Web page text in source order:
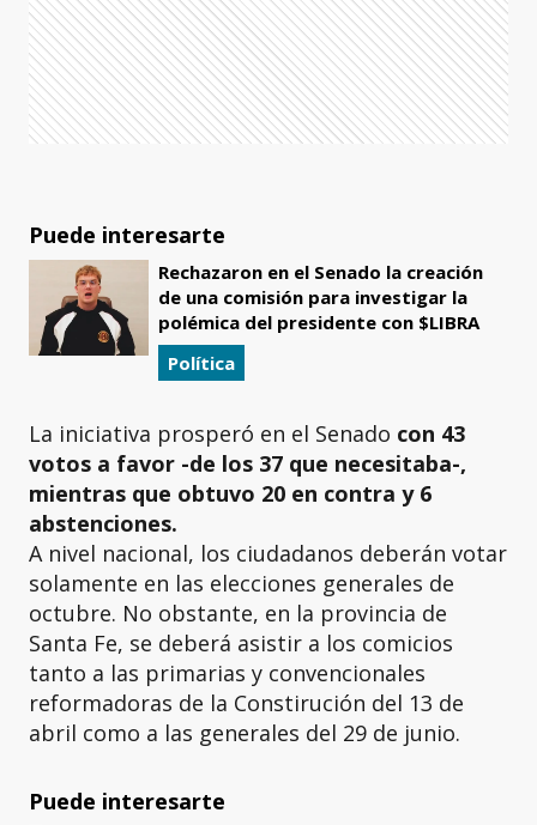
Puede interesarte
Rechazaron en el Senado la creación
de una comisión para investigar la
polémica del presidente con $LIBRA
Política
La iniciativa prosperó en el Senado con 43
votos a favor -de los 37 que necesitaba-,
mientras que obtuvo 20 en contra y 6
abstenciones.
A nivel nacional, los ciudadanos deberán votar
solamente en las elecciones generales de
octubre. No obstante, en la provincia de
Santa Fe, se deberá asistir a los comicios
tanto a las primarias y convencionales
reformadoras de la Constirución del 13 de
abril como a las generales del 29 de junio.
Puede interesarte